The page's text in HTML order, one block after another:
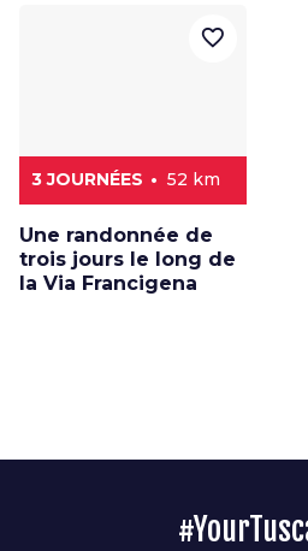
3 JOURNÉES 52 km
Une randonnée de
trois jours le long de
la Via Francigena
favorite_border